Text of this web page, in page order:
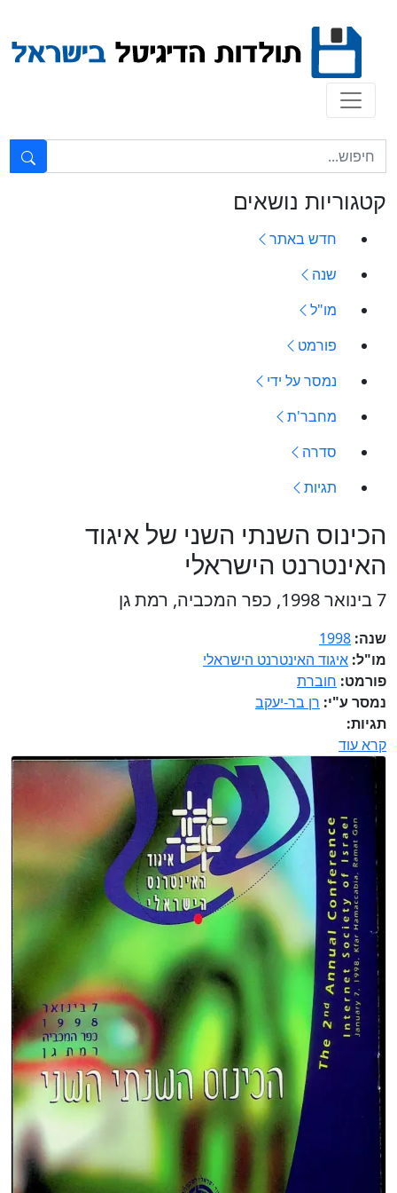
content
טקסט חופשי...
קטגוריות נושאים
חדש באתר
שנה
מו"ל
פורמט
נמסר על ידי
מחבר'ת
סדרה
תגיות
הכינוס השנתי השני של איגוד
האינטרנט הישראלי
7 בינואר 1998, כפר המכביה, רמת גן
שנה: 1998
מו"ל: איגוד האינטרנט הישראלי
פורמט: חוברת
נמסר ע"י: רן בר-יעקב
תגיות:
קרא עוד